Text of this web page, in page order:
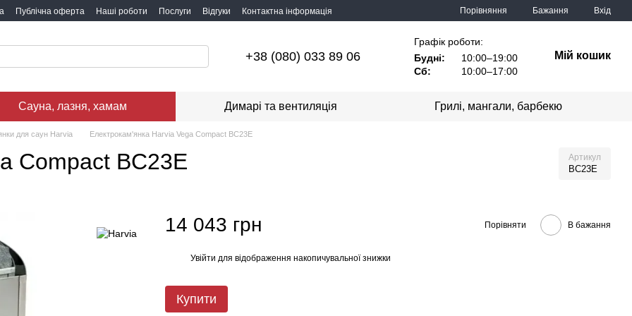
Публічна оферта Наші роботи Послуги Відгуки Контактна інформація Порівняння Бажання Вхід
+38 (080) 033 89 06
Графік роботи:
Будні:
10:00–19:00
Сб:
10:00–17:00
Мій кошик
Сауна, лазня, хамам Димарі та вентиляція Грилі, мангали, барбекю
для саун Harvia Електрокам'янка Harvia Vega Compact BC23E
Compact BC23E Артикул
BC23E
14 043 грн Порівняти В бажання
Увійти для відображення накопичувальної знижки
Купити